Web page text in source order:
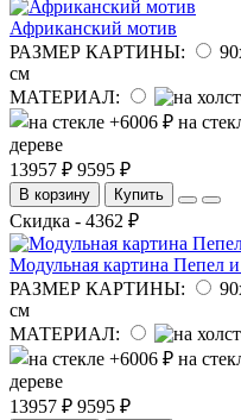
Африканский мотив
РАЗМЕР КАРТИНЫ:
см
МАТЕРИАЛ:
на
дереве
13957 ₽ 9595 ₽
В корзину Купить
Скидка - 4362 ₽
Модульная картина Пепел
РАЗМЕР КАРТИНЫ:
см
МАТЕРИАЛ:
на
дереве
13957 ₽ 9595 ₽